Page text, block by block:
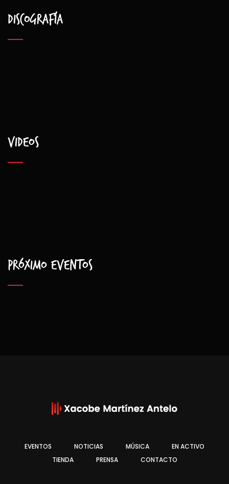
Discografía
Videos
Próximo eventos
EVENTOS NOTICIAS MÚSICA
EN ACTIVO
TIENDA
PRENSA CONTACTO